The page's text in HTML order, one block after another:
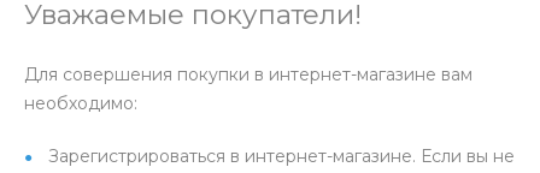
Уважаемые покупатели!
Для совершения покупки в интернет-магазине вам
необходимо:
Зарегистрироваться в интернет-магазине. Если вы не